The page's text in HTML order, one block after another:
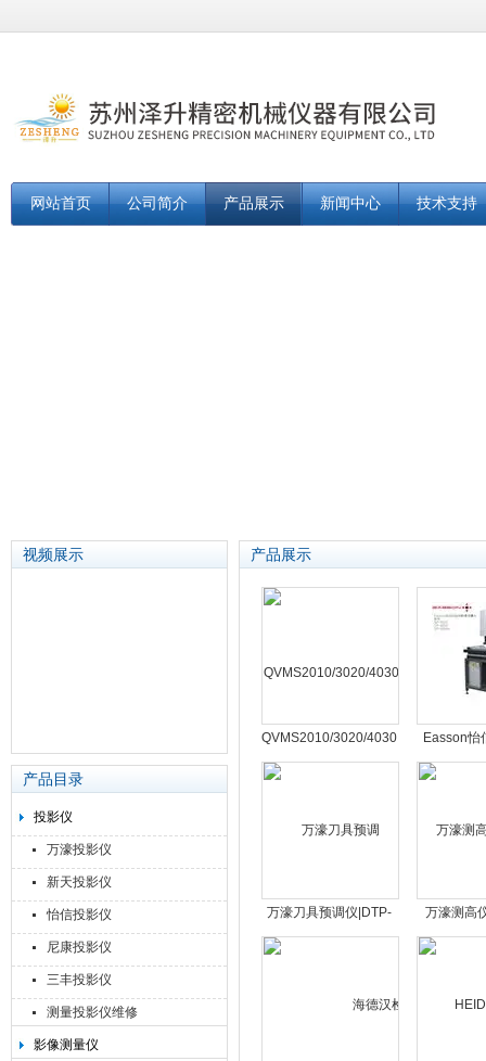
网站首页 公司简介 产品展示 新闻中心 技术支持
视频展示
产品目录
投影仪
万濠投影仪
新天投影仪
怡信投影仪
尼康投影仪
三丰投影仪
测量投影仪维修
影像测量仪
产品展示
QVMS2010/3020/4030/5030
台硕影像测量仪
Easson怡
仪|SP-
万濠刀具预调仪|DTP-
A1540/1540V/DTP-
万濠测高
DHT-